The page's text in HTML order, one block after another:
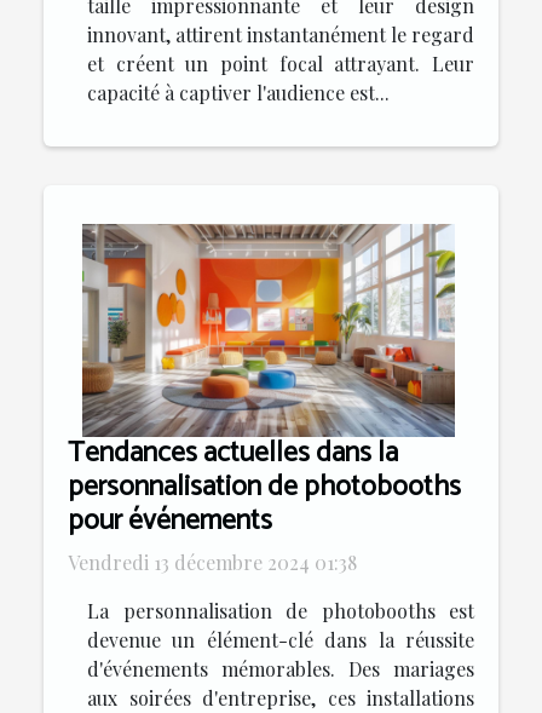
taille impressionnante et leur design
innovant, attirent instantanément le regard
et créent un point focal attrayant. Leur
capacité à captiver l'audience est...
Tendances actuelles dans la
personnalisation de photobooths
pour événements
Vendredi 13 décembre 2024 01:38
La personnalisation de photobooths est
devenue un élément-clé dans la réussite
d'événements mémorables. Des mariages
aux soirées d'entreprise, ces installations